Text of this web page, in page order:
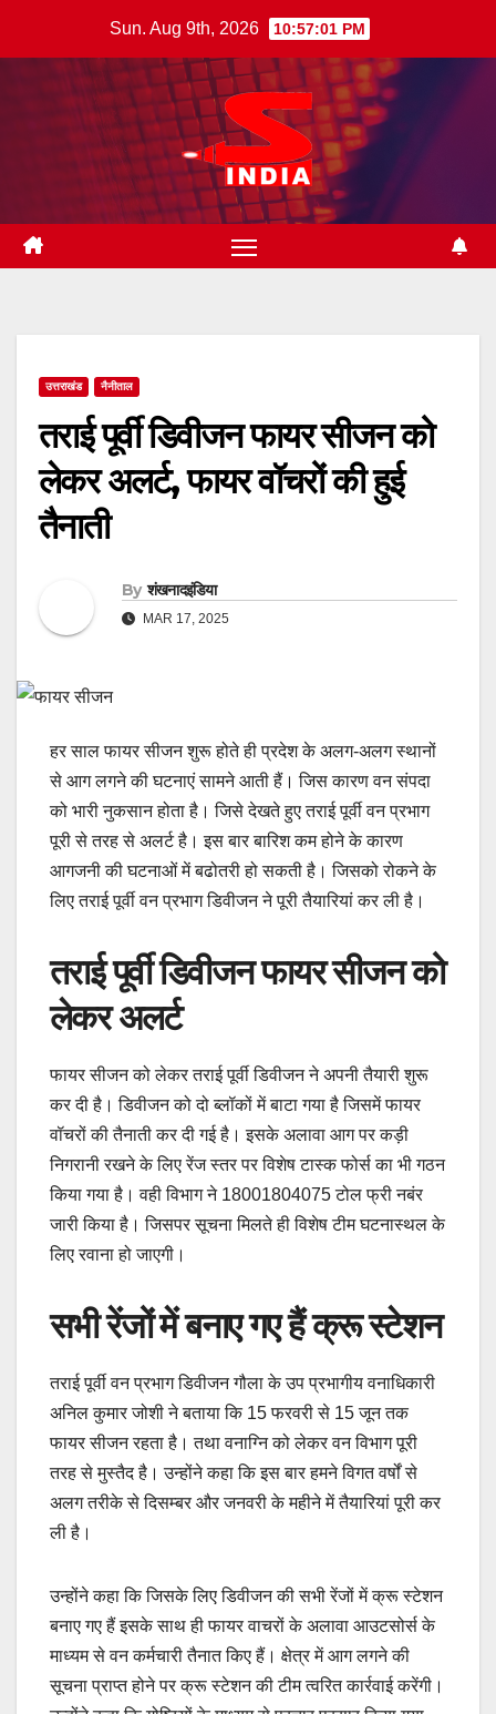
Sun. Aug 9th, 2026 10:57:02 PM
उत्तराखंड नैनीताल
तराई पूर्वी डिवीजन फायर सीजन को
लेकर अलर्ट, फायर वॉचरों की हुई
तैनाती
By शंखनादइंडिया
MAR 17, 2025
हर साल फायर सीजन शुरू होते ही प्रदेश के अलग-अलग स्थानों
से आग लगने की घटनाएं सामने आती हैं। जिस कारण वन संपदा
को भारी नुकसान होता है। जिसे देखते हुए तराई पूर्वी वन प्रभाग
पूरी से तरह से अलर्ट है। इस बार बारिश कम होने के कारण
आगजनी की घटनाओं में बढोतरी हो सकती है। जिसको रोकने के
लिए तराई पूर्वी वन प्रभाग डिवीजन ने पूरी तैयारियां कर ली है।
तराई पूर्वी डिवीजन फायर सीजन को
लेकर अलर्ट
फायर सीजन को लेकर तराई पूर्वी डिवीजन ने अपनी तैयारी शुरू
कर दी है। डिवीजन को दो ब्लॉकों में बाटा गया है जिसमें फायर
वॉचरों की तैनाती कर दी गई है। इसके अलावा आग पर कड़ी
निगरानी रखने के लिए रेंज स्तर पर विशेष टास्क फोर्स का भी गठन
किया गया है। वही विभाग ने 18001804075 टोल फ्री नबंर
जारी किया है। जिसपर सूचना मिलते ही विशेष टीम घटनास्थल के
लिए रवाना हो जाएगी।
सभी रेंजों में बनाए गए हैं क्रू स्टेशन
तराई पूर्वी वन प्रभाग डिवीजन गौला के उप प्रभागीय वनाधिकारी
अनिल कुमार जोशी ने बताया कि 15 फरवरी से 15 जून तक
फायर सीजन रहता है। तथा वनाग्नि को लेकर वन विभाग पूरी
तरह से मुस्तैद है। उन्होंने कहा कि इस बार हमने विगत वर्षों से
अलग तरीके से दिसम्बर और जनवरी के महीने में तैयारियां पूरी कर
ली है।
उन्होंने कहा कि जिसके लिए डिवीजन की सभी रेंजों में क्रू स्टेशन
बनाए गए हैं इसके साथ ही फायर वाचरों के अलावा आउटसोर्स के
माध्यम से वन कर्मचारी तैनात किए हैं। क्षेत्र में आग लगने की
सूचना प्राप्त होने पर क्रू स्टेशन की टीम त्वरित कार्रवाई करेंगी।